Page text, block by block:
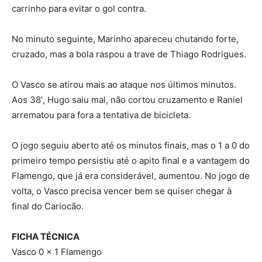
carrinho para evitar o gol contra.
No minuto seguinte, Marinho apareceu chutando forte,
cruzado, mas a bola raspou a trave de Thiago Rodrigues.
O Vasco se atirou mais ao ataque nos últimos minutos.
Aos 38′, Hugo saiu mal, não cortou cruzamento e Raniel
arrematou para fora a tentativa de bicicleta.
O jogo seguiu aberto até os minutos finais, mas o 1 a 0 do
primeiro tempo persistiu até o apito final e a vantagem do
Flamengo, que já era considerável, aumentou. No jogo de
volta, o Vasco precisa vencer bem se quiser chegar à
final do Cariocão.
FICHA TÉCNICA
Vasco 0 x 1 Flamengo